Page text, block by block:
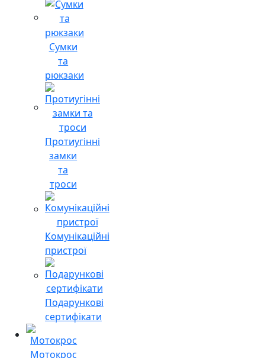
Сумки
та
рюкзаки
Протиугінні
замки
та
троси
Комунікаційні
пристрої
Подарункові
сертифікати
Мотокрос